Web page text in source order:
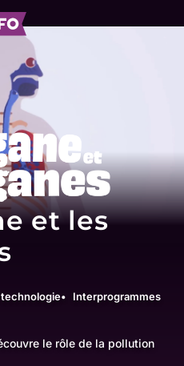
et les
Interprogrammes
le rôle de la pollution